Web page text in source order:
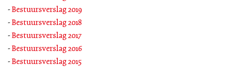
-Bestuursverslag 2019
-Bestuursverslag 2018
-Bestuursverslag 2017
-Bestuursverslag 2016
-Bestuursverslag 2015